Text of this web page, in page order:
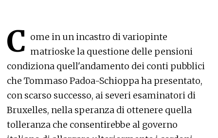
C ome in un incastro di variopinte
matrioske la questione delle pensioni
condiziona quell'andamento dei conti pubblici
che Tommaso Padoa-Schioppa ha presentato,
con scarso successo, ai severi esaminatori di
Bruxelles, nella speranza di ottenere quella
tolleranza che consentirebbe al governo